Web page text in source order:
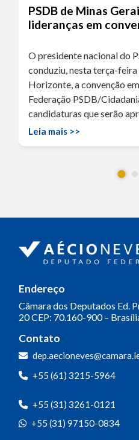
PSDB de Minas
lideranças em
O presidente nacional do
conduziu, nesta terça-
Horizonte, a convenção
Federação PSDB/
candidaturas que serão
Leia mais >>
Endereço
Câmara dos Deputados Ed.
20CEP: 70.160-900 –
Contato
+55 (61) 3215-5964
+55 (31) 3261-0121
+55 (31) 97150-0834